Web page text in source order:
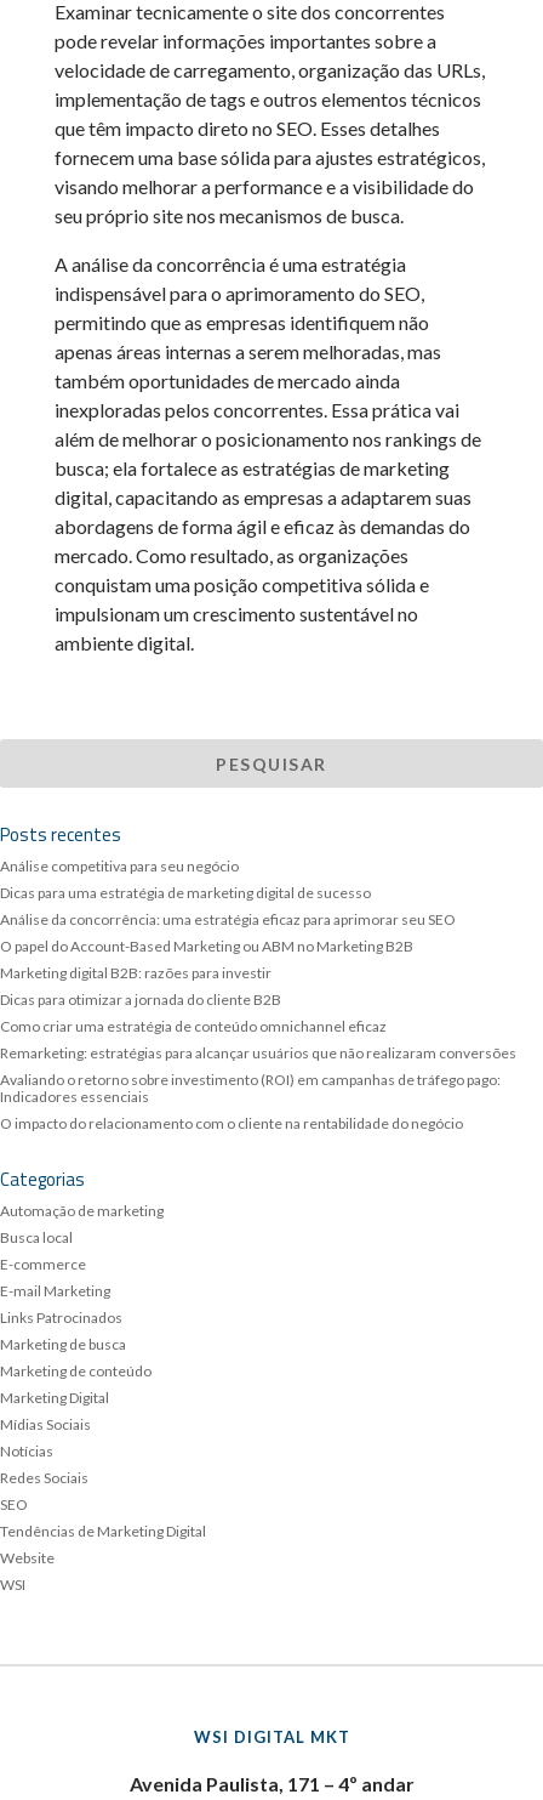
Examinar tecnicamente o site dos concorrentes
pode revelar informações importantes sobre a
velocidade de carregamento, organização das URLs,
implementação de tags e outros elementos técnicos
que têm impacto direto no SEO. Esses detalhes
fornecem uma base sólida para ajustes estratégicos,
visando melhorar a performance e a visibilidade do
seu próprio site nos mecanismos de busca.
A análise da concorrência é uma estratégia
indispensável para o aprimoramento do SEO,
permitindo que as empresas identifiquem não
apenas áreas internas a serem melhoradas, mas
também oportunidades de mercado ainda
inexploradas pelos concorrentes. Essa prática vai
além de melhorar o posicionamento nos rankings de
busca; ela fortalece as estratégias de marketing
digital, capacitando as empresas a adaptarem suas
abordagens de forma ágil e eficaz às demandas do
mercado. Como resultado, as organizações
conquistam uma posição competitiva sólida e
impulsionam um crescimento sustentável no
ambiente digital.
Posts recentes
Análise competitiva para seu negócio
Dicas para uma estratégia de marketing digital de sucesso
Análise da concorrência: uma estratégia eficaz para aprimorar seu SEO
O papel do Account-Based Marketing ou ABM no Marketing B2B
Marketing digital B2B: razões para investir
Dicas para otimizar a jornada do cliente B2B
Como criar uma estratégia de conteúdo omnichannel eficaz
Remarketing: estratégias para alcançar usuários que não realizaram conversões
Avaliando o retorno sobre investimento (ROI) em campanhas de tráfego pago:
Indicadores essenciais
O impacto do relacionamento com o cliente na rentabilidade do negócio
Categorias
Automação de marketing
Busca local
E-commerce
E-mail Marketing
Links Patrocinados
Marketing de busca
Marketing de conteúdo
Marketing Digital
Mídias Sociais
Notícias
Redes Sociais
SEO
Tendências de Marketing Digital
Website
WSI
WSI DIGITAL MKT
Avenida Paulista, 171 – 4º andar